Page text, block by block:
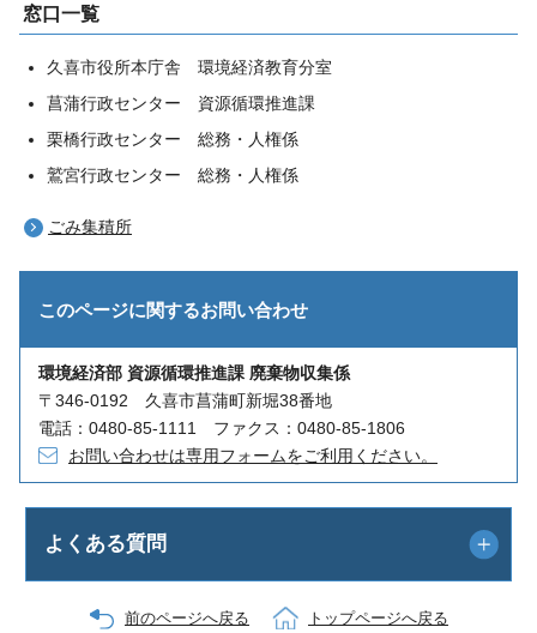
窓口一覧
久喜市役所本庁舎 環境経済教育分室
菖蒲行政センター 資源循環推進課
栗橋行政センター 総務・人権係
鷲宮行政センター 総務・人権係
ごみ集積所
このページに関するお問い合わせ
環境経済部 資源循環推進課 廃棄物収集係
〒346-0192 久喜市菖蒲町新堀38番地
電話：0480-85-1111 ファクス：0480-85-1806
お問い合わせは専用フォームをご利用ください。
よくある質問
前のページへ戻る トップページへ戻る